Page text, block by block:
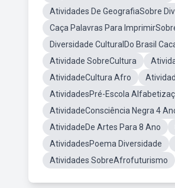
Atividades De GeografiaSobre
Caça Palavras Para
Diversidade CulturalDo Brasil
Atividade SobreCultura
AtividadeCultura Afro
AtividadesPré-Escola
AtividadeConsciência Negra 4
AtividadeDe Artes Para 8 Ano
AtividadesPoema Diversidade
Atividades SobreAfrofuturismo